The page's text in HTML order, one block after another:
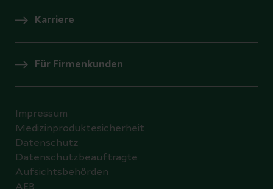
Karriere
Für Firmenkunden
Impressum
Medizinproduktesicherheit
Datenschutz
Datenschutzbeauftragte
Aufsichtsbehörden
AEB